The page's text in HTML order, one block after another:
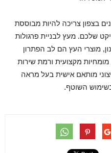
בצפון צריכה להיות מבוססת
שלכם. מעץ לבניית פרגולות
מוצרי העץ הם לב הפתרון
מקצועית ורמת שירות
מותאם אישית בעל מראה
השוטף.